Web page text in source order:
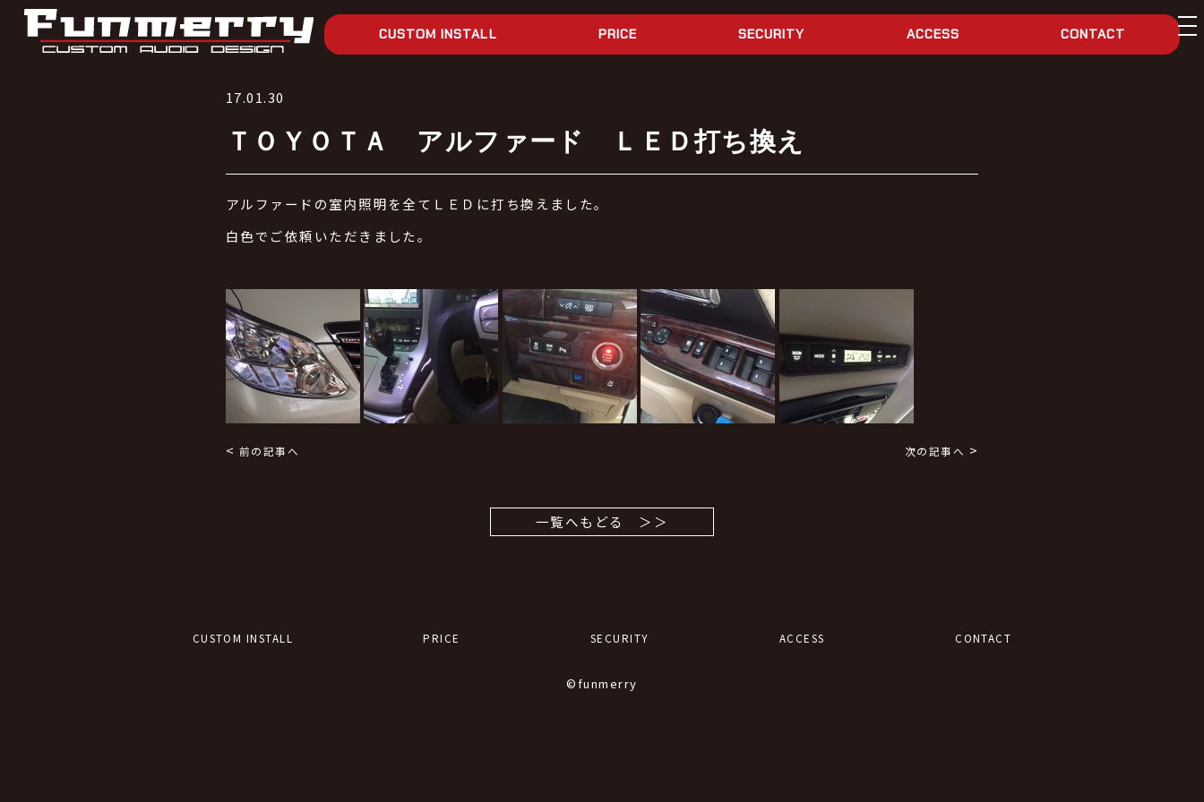
CUSTOM INSTALL PRICE SECURITY ACCESS CONTACT
17.01.30
ＴＯＹＯＴＡ アルファード ＬＥＤ打ち換え
アルファードの室内照明を全てＬＥＤに打ち換えました。
白色でご依頼いただきました。
< 前の記事へ 次の記事へ >
一覧へもどる ＞＞
CUSTOM INSTALL PRICE SECURITY ACCESS CONTACT
©funmerry